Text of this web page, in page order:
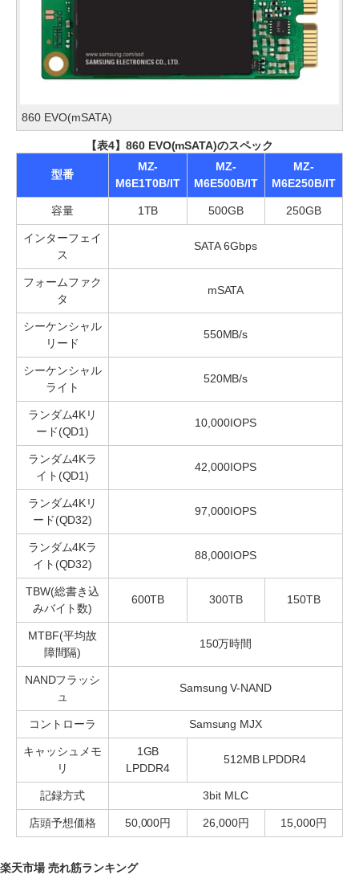
860 EVO(mSATA)
【表4】860 EVO(mSATA)のスペック
型番
MZ-
M6E1T0B/IT
MZ-
M6E500B/IT
MZ-
M6E250B/IT
容量 1TB 500GB 250GB
インターフェイ
ス
SATA 6Gbps
フォームファク
タ
mSATA
シーケンシャル
リード
550MB/s
シーケンシャル
ライト
520MB/s
ランダム4Kリ
ード(QD1)
10,000IOPS
ランダム4Kラ
イト(QD1)
42,000IOPS
ランダム4Kリ
ード(QD32)
97,000IOPS
ランダム4Kラ
イト(QD32)
88,000IOPS
TBW(総書き込
みバイト数)
600TB 300TB 150TB
MTBF(平均故
障間隔)
150万時間
NANDフラッシ
ュ
Samsung V-NAND
コントローラ Samsung MJX
キャッシュメモ
リ
1GB
LPDDR4
512MB LPDDR4
記録方式 3bit MLC
店頭予想価格 50,000円 26,000円 15,000円
楽天市場 売れ筋ランキング